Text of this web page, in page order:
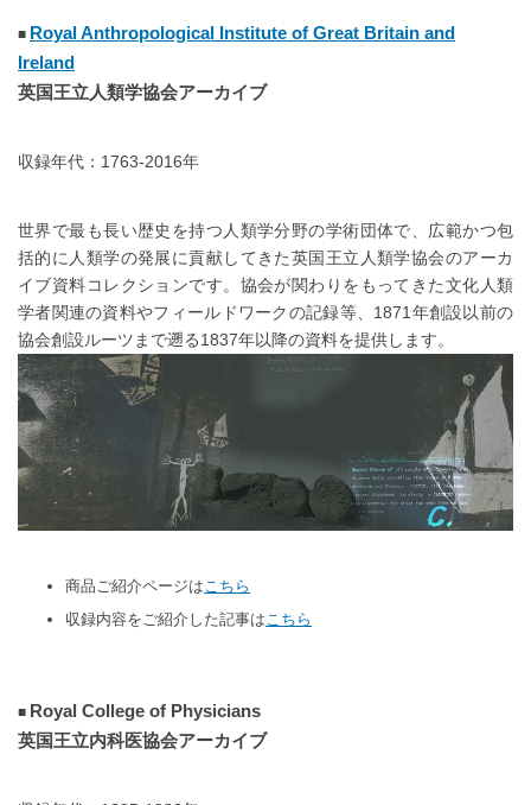
Royal Anthropological Institute of Great Britain and
Ireland
英国王立人類学協会アーカイブ
収録年代：1763-2016年
世界で最も長い歴史を持つ人類学分野の学術団体で、広範かつ包
括的に人類学の発展に貢献してきた英国王立人類学協会のアーカ
イブ資料コレクションです。協会が関わりをもってきた文化人類
学者関連の資料やフィールドワークの記録等、1871年創設以前の
協会創設ルーツまで遡る1837年以降の資料を提供します。
商品ご紹介ページはこちら
収録内容をご紹介した記事はこちら
Royal College of Physicians
英国王立内科医協会アーカイブ